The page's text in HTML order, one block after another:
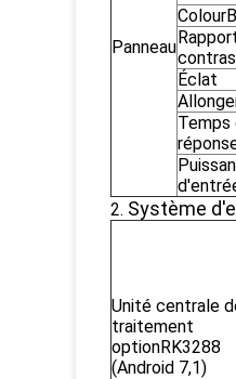
Panneau
Éclat
Temps
2. Système
Unité centrale
traitement
optionRK3288
(Android 7,1)